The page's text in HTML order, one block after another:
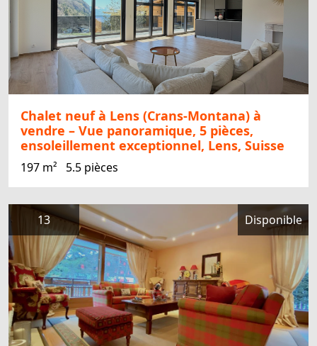
Chalet neuf à Lens (Crans-Montana) à
vendre – Vue panoramique, 5 pièces,
ensoleillement exceptionnel, Lens, Suisse
197 m² 5.5 pièces
13 Disponible